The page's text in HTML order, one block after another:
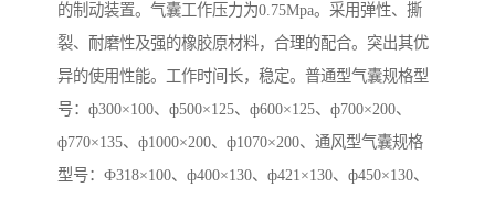
的制动装置。气囊工作压力为0.75Mpa。采用弹性、撕
裂、耐磨性及强的橡胶原材料，合理的配合。突出其优
异的使用性能。工作时间长，稳定。普通型气囊规格型
号：ф300×100、ф500×125、ф600×125、ф700×200、
ф770×135、ф1000×200、ф1070×200、通风型气囊规格
型号：Ф318×100、ф400×130、ф421×130、ф450×130、